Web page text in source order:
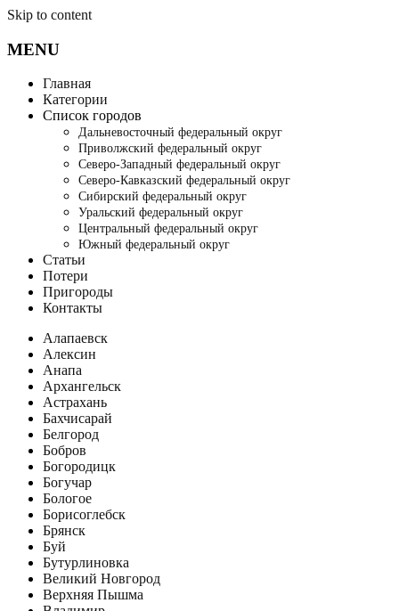
Skip to content
MENU
Главная
Категории
Список городов
Дальневосточный федеральный округ
Приволжский федеральный округ
Северо-Западный федеральный округ
Северо-Кавказский федеральный округ
Сибирский федеральный округ
Уральский федеральный округ
Центральный федеральный округ
Южный федеральный округ
Статьи
Потери
Пригороды
Контакты
Алапаевск
Алексин
Анапа
Архангельск
Астрахань
Бахчисарай
Белгород
Бобров
Богородицк
Богучар
Бологое
Борисоглебск
Брянск
Буй
Бутурлиновка
Великий Новгород
Верхняя Пышма